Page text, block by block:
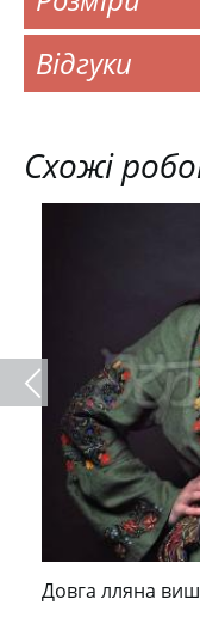
Відгуки
Схожі
Довга лляна